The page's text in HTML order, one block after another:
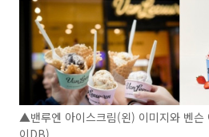
▲밴루엔 아이스크림(왼) 이미지와 벤슨